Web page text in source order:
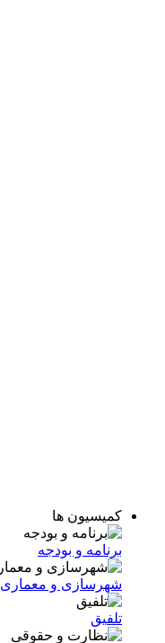
کمیسیون ها
برنامه و بودجه
شهرسازی و معماری
تلفیق